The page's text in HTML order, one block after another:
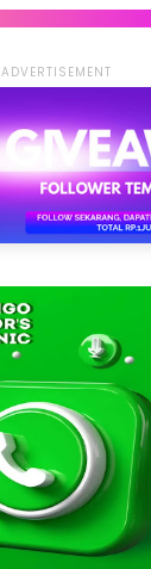
ADVERTISEMENT